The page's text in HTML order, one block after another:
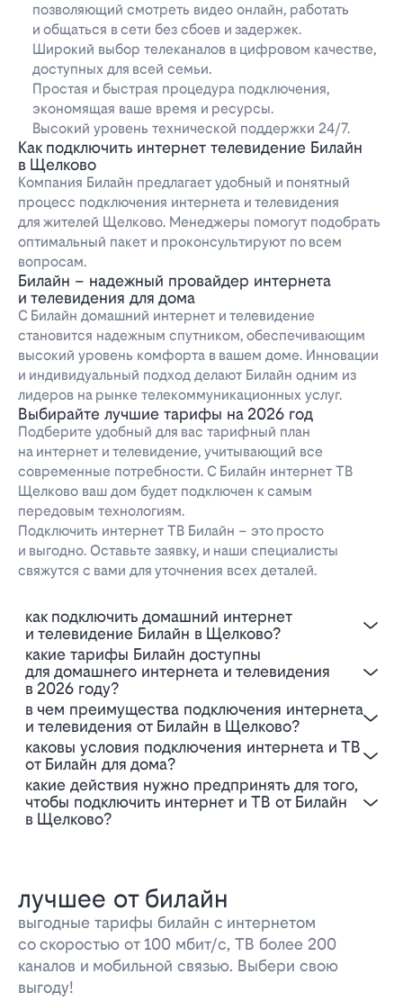
позволяющий смотреть видео онлайн, работать
и общаться в сети без сбоев и задержек.
Широкий выбор телеканалов в цифровом качестве,
доступных для всей семьи.
Простая и быстрая процедура подключения,
экономящая ваше время и ресурсы.
Высокий уровень технической поддержки 24/7.
Как подключить интернет телевидение Билайн
в Щелково
Компания Билайн предлагает удобный и понятный
процесс подключения интернета и телевидения
для жителей Щелково. Менеджеры помогут подобрать
оптимальный пакет и проконсультируют по всем
вопросам.
Билайн – надежный провайдер интернета
и телевидения для дома
С Билайн домашний интернет и телевидение
становится надежным спутником, обеспечивающим
высокий уровень комфорта в вашем доме. Инновации
и индивидуальный подход делают Билайн одним из
лидеров на рынке телекоммуникационных услуг.
Выбирайте лучшие тарифы на 2026 год
Подберите удобный для вас тарифный план
на интернет и телевидение, учитывающий все
современные потребности. С Билайн интернет ТВ
Щелково ваш дом будет подключен к самым
передовым технологиям.
Подключить интернет ТВ Билайн – это просто
и выгодно. Оставьте заявку, и наши специалисты
свяжутся с вами для уточнения всех деталей.
Как подключить домашний интернет
и телевидение Билайн в Щелково?
Какие тарифы Билайн доступны
для домашнего интернета и телевидения
в 2026 году?
В чем преимущества подключения интернета
и телевидения от Билайн в Щелково?
Каковы условия подключения интернета и ТВ
от Билайн для дома?
Какие действия нужно предпринять для того,
чтобы подключить интернет и ТВ от Билайн
в Щелково?
лучшее от билайн
выгодные тарифы билайн с интернетом
со скоростью от 100 мбит/с, ТВ более 200
каналов и мобильной связью. Выбери свою
выгоду!